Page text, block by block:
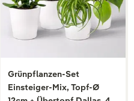
Grünpflanzen-Set
Einsteiger-Mix, Topf-Ø